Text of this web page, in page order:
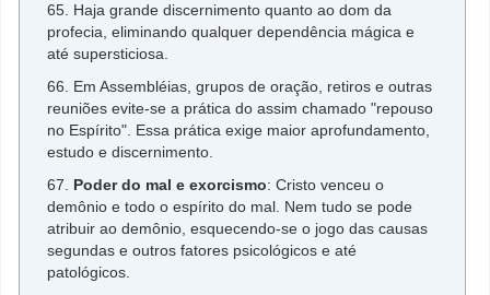
65. Haja grande discernimento quanto ao dom da
profecia, eliminando qualquer dependência mágica e
até supersticiosa.
66. Em Assembléias, grupos de oração, retiros e outras
reuniões evite-se a prática do assim chamado "repouso
no Espírito". Essa prática exige maior aprofundamento,
estudo e discernimento.
67. Poder do mal e exorcismo: Cristo venceu o
demônio e todo o espírito do mal. Nem tudo se pode
atribuir ao demônio, esquecendo-se o jogo das causas
segundas e outros fatores psicológicos e até
patológicos.